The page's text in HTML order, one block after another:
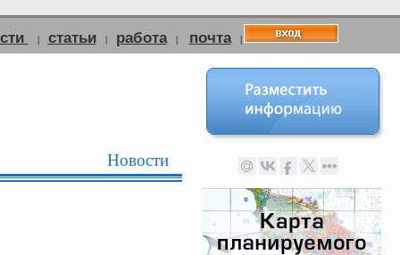
| статьи | работа | почта |
Новости